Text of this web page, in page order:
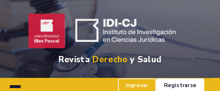
RevistaDerecho y Salud
Ingresar Registrarse